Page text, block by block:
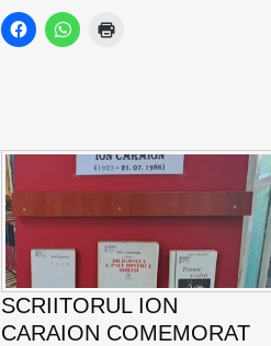
SCRIITORUL ION
CARAION COMEMORAT